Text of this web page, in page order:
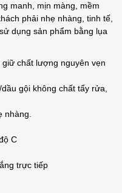
manh, mịn màng, mềm
phải nhẹ nhàng, tinh tế,
dụng sản phẩm bằng lụa
chất lượng nguyên vẹn
gội không chất tẩy rửa,
nhàng.
C
trực tiếp